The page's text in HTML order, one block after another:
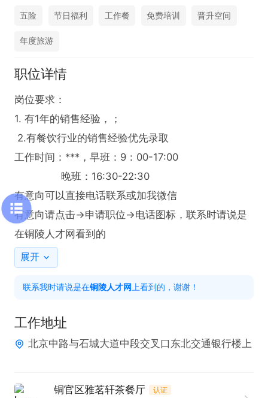
五险 节日福利 工作餐 免费培训 晋升空间
年度旅游
职位详情
岗位要求：
1. 有1年的销售经验，；
2.有餐饮行业的销售经验优先录取
工作时间：***，早班：9：00-17:00
               晚班：16:30-22:30
有意向可以直接电话联系或加我微信
有意向请点击→申请职位→电话图标，联系时请说是
在铜陵人才网看到的
展开
联系我时请说是在铜陵人才网 上看到的，谢谢！
工作地址
北京中路与石城大道中段交叉口东北交通银行楼上
铜官区雅茗轩茶餐厅 认证